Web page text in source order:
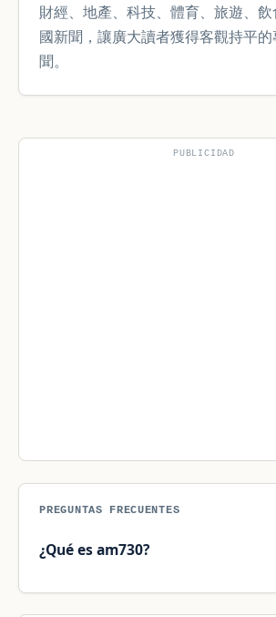
財經、地產、科技、體育、旅遊、
國新聞，讓廣大讀者獲得客觀持平
聞。
PUBLICIDAD
PREGUNTAS FRECUENTES
¿Qué es am730?